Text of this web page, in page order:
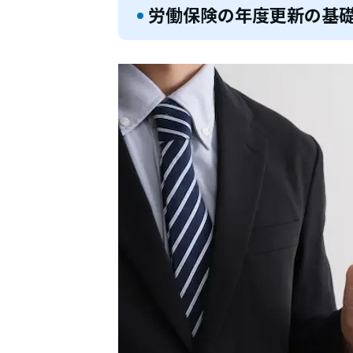
労働保険の年度更新の基